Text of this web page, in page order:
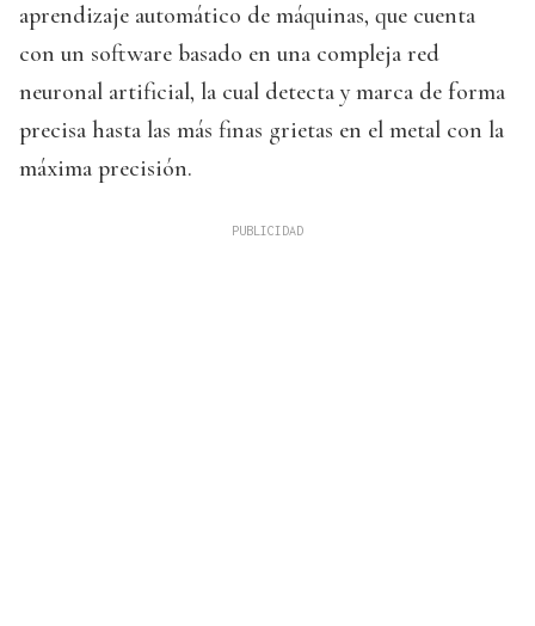
aprendizaje automático de máquinas, que cuenta
con un software basado en una compleja red
neuronal artificial, la cual detecta y marca de forma
precisa hasta las más finas grietas en el metal con la
máxima precisión.